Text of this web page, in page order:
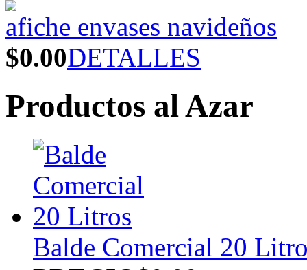
afiche envases navideños
$0.00DETALLES
Productos al Azar
Balde Comercial 20